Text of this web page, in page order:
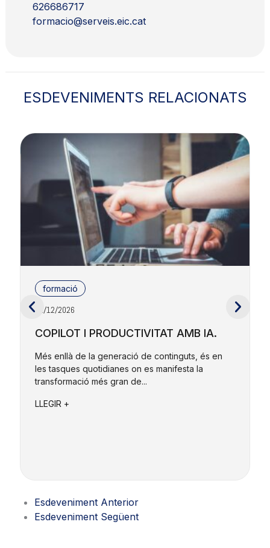
626686717
formacio@serveis.eic.cat
ESDEVENIMENTS RELACIONATS
formació
01/12/2026
COPILOT I PRODUCTIVITAT AMB IA.
Més enllà de la generació de continguts, és en
les tasques quotidianes on es manifesta la
transformació més gran de...
LLEGIR +
Esdeveniment Anterior
Esdeveniment Següent